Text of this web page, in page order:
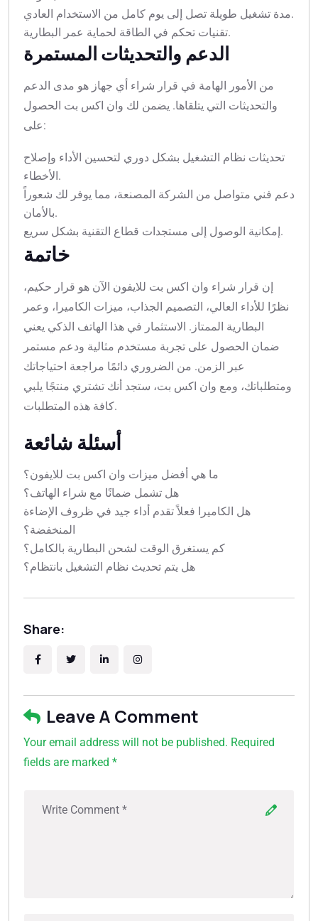
مدة تشغيل طويلة تصل إلى يوم كامل من الاستخدام العادي.
تقنيات تحكم في الطاقة لحماية عمر البطارية.
الدعم والتحديثات المستمرة
من الأمور الهامة في قرار شراء أي جهاز هو مدى الدعم
والتحديثات التي يتلقاها. يضمن لك وان اكس بت الحصول
على:
تحديثات نظام التشغيل بشكل دوري لتحسين الأداء وإصلاح
الأخطاء.
دعم فني متواصل من الشركة المصنعة، مما يوفر لك شعوراً
بالأمان.
إمكانية الوصول إلى مستجدات قطاع التقنية بشكل سريع.
خاتمة
إن قرار شراء وان اكس بت للايفون الآن هو قرار حكيم،
نظرًا للأداء العالي، التصميم الجذاب، ميزات الكاميرا، وعمر
البطارية الممتاز. الاستثمار في هذا الهاتف الذكي يعني
ضمان الحصول على تجربة مستخدم مثالية ودعم مستمر
عبر الزمن. من الضروري دائمًا مراجعة احتياجاتك
ومتطلباتك، ومع وان اكس بت، ستجد أنك تشتري منتجًا يلبي
كافة هذه المتطلبات.
أسئلة شائعة
ما هي أفضل ميزات وان اكس بت للايفون؟
هل تشمل ضمانًا مع شراء الهاتف؟
هل الكاميرا فعلاً تقدم أداء جيد في ظروف الإضاءة
المنخفضة؟
كم يستغرق الوقت لشحن البطارية بالكامل؟
هل يتم تحديث نظام التشغيل بانتظام؟
Share:
Leave A Comment
Your email address will not be published. Required
fields are marked *